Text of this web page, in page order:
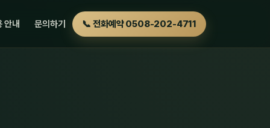
안내 문의하기 📞 전화예약 0508-202-4711